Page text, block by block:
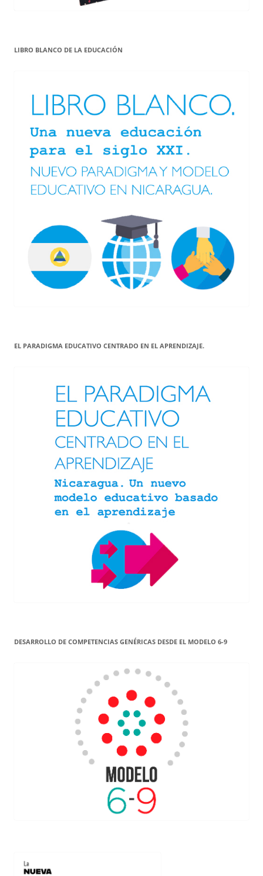
LIBRO BLANCO DE LA EDUCACIÓN
EL PARADIGMA EDUCATIVO CENTRADO EN EL APRENDIZAJE.
DESARROLLO DE COMPETENCIAS GENÉRICAS DESDE EL MODELO 6-9